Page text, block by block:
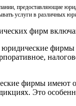
предоставляющие
услуги в различных
фирм
фирмы имеют
Это